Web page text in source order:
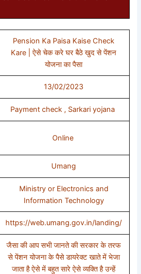
Pension Ka Paisa Kaise Check
Kare | ऐसे चेक करे घर बैठे खुद से पेंशन
योजना का पैसा
13/02/2023
Payment check , Sarkari yojana
Online
Umang
Ministry or Electronics and
Information Technology
https://web.umang.gov.in/landing/
जैसा की आप सभी जानते की सरकार के तरफ
से पेंशन योजना के पैसे डायरेक्ट खाते में भेजा
जाता है ऐसे में बहुत सारे ऐसे व्यक्ति है उन्हें